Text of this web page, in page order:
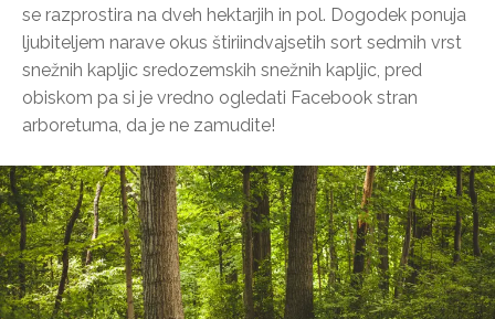
se razprostira na dveh hektarjih in pol. Dogodek ponuja
ljubiteljem narave okus štiriindvajsetih sort sedmih vrst
snežnih kapljic sredozemskih snežnih kapljic, pred
obiskom pa si je vredno ogledati Facebook stran
arboretuma, da je ne zamudite!